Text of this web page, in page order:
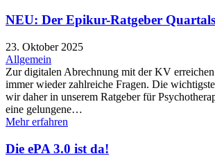
NEU: Der Epikur-Ratgeber
23. Oktober 2025
Allgemein
Zur digitalen Abrechnung mit der KV
immer wieder zahlreiche Fragen. Die
wir daher in unserem Ratgeber für
eine gelungene…
Mehr erfahren
Die ePA 3.0 ist da!